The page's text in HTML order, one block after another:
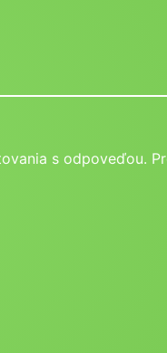
s odpoveďou.